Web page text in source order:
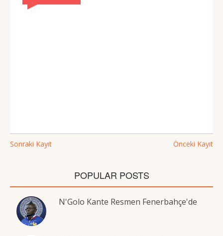
Sonraki Kayıt Önceki Kayıt
POPULAR POSTS
N'Golo Kante Resmen Fenerbahçe'de